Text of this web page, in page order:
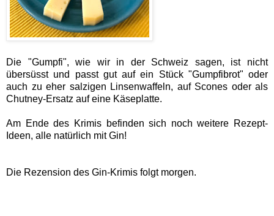
Die "Gumpfi", wie wir in der Schweiz sagen, ist nicht
übersüsst und passt gut auf ein Stück "Gumpfibrot" oder
auch zu eher salzigen Linsenwaffeln, auf Scones oder als
Chutney-Ersatz auf eine Käseplatte.
Am Ende des Krimis befinden sich noch weitere Rezept-
Ideen, alle natürlich mit Gin!
Die Rezension des Gin-Krimis folgt morgen.